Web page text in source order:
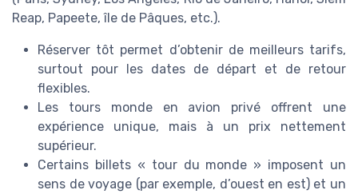
Reap, Papeete, île de Pâques, etc.).
Réserver tôt permet d’obtenir de meilleurs tarifs,
surtout pour les dates de départ et de retour
flexibles.
Les tours monde en avion privé offrent une
expérience unique, mais à un prix nettement
supérieur.
Certains billets « tour du monde » imposent un
sens de voyage (par exemple, d’ouest en est) et un